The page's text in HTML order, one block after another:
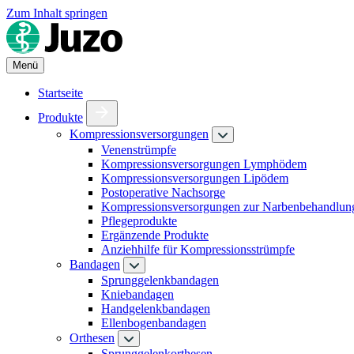
Zum Inhalt springen
Menü
Startseite
Produkte
Kompressionsversorgungen
Venenstrümpfe
Kompressionsversorgungen Lymphödem
Kompressionsversorgungen Lipödem
Postoperative Nachsorge
Kompressionsversorgungen zur
Pflegeprodukte
Ergänzende Produkte
Anziehhilfe für Kompressionsstrümpfe
Bandagen
Sprunggelenkbandagen
Kniebandagen
Handgelenkbandagen
Ellenbogenbandagen
Orthesen